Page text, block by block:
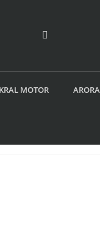
KRAL MOTOR ARORA